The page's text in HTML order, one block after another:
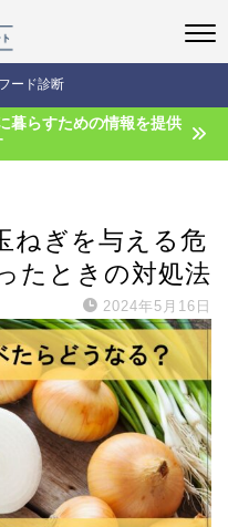
ード診断
暮らすための情報を提供
ねぎを与える危
たときの対処法
2024年5月16日